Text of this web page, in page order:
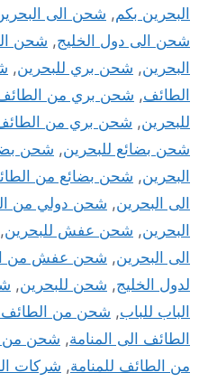
البحرين بكم, شحن الى
شحن الى دول الخليج, شحن
البحرين, شحن بري للبحرين,
الطائف, شحن بري من
للبحرين, شحن بري من الطائف
شحن بضائع للبحرين, شحن
البحرين, شحن بضائع من
الى البحرين, شحن دولي من
البحرين, شحن عفش للبحرين,
الى البحرين, شحن عفش من
لدول الخليج, شحن للبحرين,
الباب للباب, شحن من الطائف
الطائف الى المنامة, شحن من
من الطائف للمنامة, شركات